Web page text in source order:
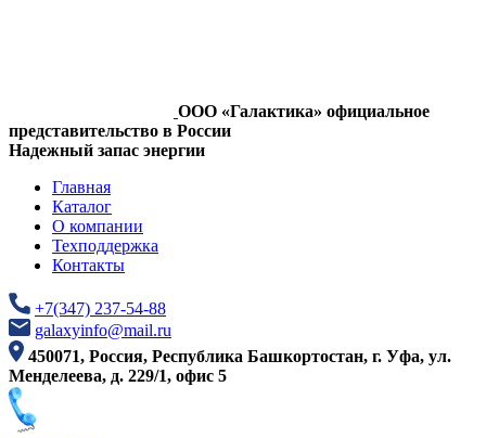
ООО «Галактика» официальное
представительство в России
Надежный запас энергии
Главная
Каталог
О компании
Техподдержка
Контакты
+7(347) 237-54-88
galaxyinfo@mail.ru
450071, Россия, Республика Башкортостан, г. Уфа, ул.
Менделеева, д. 229/1, офис 5